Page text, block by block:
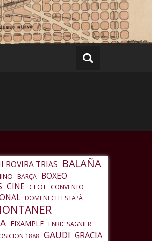
ROVIRA TRIAS BALAÑA
BARÇA BOXEO
CINE CLOT CONVENTO
DOMENECH ESTAPÀ
EIXAMPLE ENRIC SAGNIER
1888 GAUDI GRACIA